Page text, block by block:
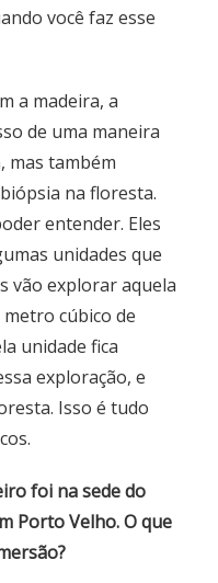
você faz esse
a madeira, a
de uma maneira
mas também
na floresta.
entender. Eles
unidades que
vão explorar aquela
cúbico de
unidade fica
exploração, e
Isso é tudo
foi na sede do
Porto Velho. O que